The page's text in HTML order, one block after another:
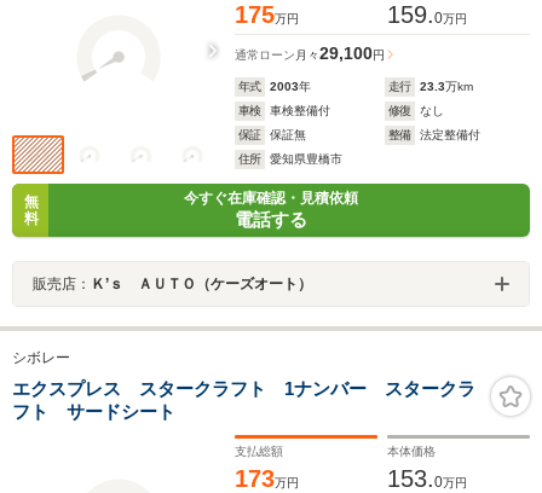
175万円 159.0万円
通常ローン 月々29,100円
年式 2003年 走行 23.3万km
車検
車検整備付 修復
なし
保証
保証無 整備
法定整備付
住所
愛知県豊橋市
無
料
今すぐ在庫確認・見積依頼
電話する
販売店： Ｋ’ｓ ＡＵＴＯ（ケーズオート）
シボレー
エクスプレス スタークラフト 1ナンバー スタークラ
フト サードシート
支払総額
173万円
本体価格
153.0万円